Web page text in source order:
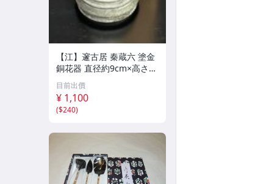
【江】邃古居 秦蔵六 塗金
銅花器 直径約9cm×高さ30
cm 在銘 共箱 古美術品(華
道具花生花瓶花生飾壺)BX
Z2737 LTahkp CTqxaf
目前出價
¥ 1,100
($240)